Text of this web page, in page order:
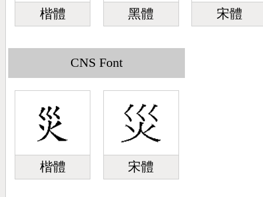
楷體 黑體 宋體
CNS Font
楷體 宋體